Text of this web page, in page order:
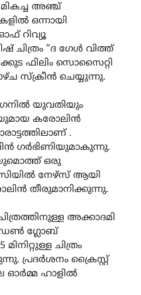
മികച്ച അഞ്ച്
ഒന്നായി
റിവ്യൂ
ചിത്രം “ദ ഗേൾ വിത്ത്
ഫിലിം സൊസൈറ്റി
സ്ക്രീൻ ചെയ്യുന്നു.
യുവതിയും
കരോലിൻ
.
ഗർഭിണിയുമാകുന്നു.
ഒരു
നേഴ്സ് ആയി
തീരുമാനിക്കുന്നു.
അക്കാദമി
ഗ്ലോബ്
ചിത്രം
പ്രദർശനം ക്രൈസ്റ്റ്
ഓർമ്മ ഹാളിൽ